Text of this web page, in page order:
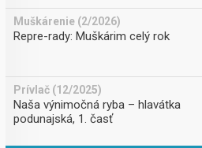
Muškárenie (2/2026)
Repre-rady: Muškárim celý rok
Prívlač (12/2025)
Naša výnimočná ryba – hlavátka
podunajská, 1. časť